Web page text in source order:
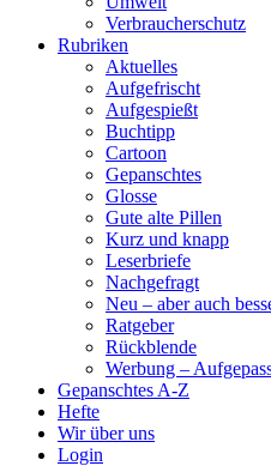
Verbraucherschutz
Rubriken
Aktuelles
Aufgefrischt
Aufgespießt
Buchtipp
Cartoon
Gepanschtes
Glosse
Gute alte Pillen
Kurz und knapp
Leserbriefe
Nachgefragt
Neu – aber auch
Ratgeber
Rückblende
Werbung –
Gepanschtes A-Z
Hefte
Wir über uns
Login